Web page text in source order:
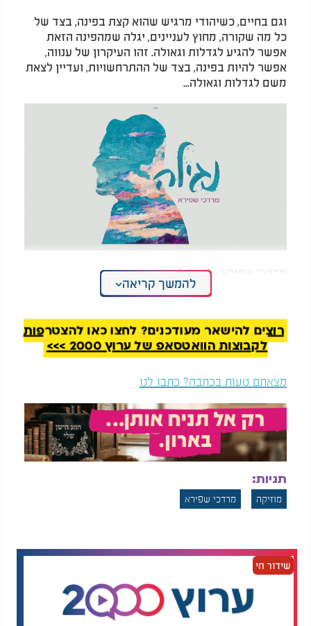
וגם בחיים, כשיהודי מרגיש שהוא קצת בפינה, בצד של
כל מה שקורה, מחוץ לעניינים, יגלה שמהפינה הזאת
אפשר להגיע לגדלות וגאולה. זהו העיקרון של ענווה,
אפשר להיות בפינה, בצד של ההתרחשויות, ועדיין לצאת
משם לגדלות וגאולה...
מרדכי שפירא - "נגילה"
להמשך קריאה
רוצים להישאר מעודכנים? לחצו כאן להצטרפות
לקבוצות הוואטסאפ של ערוץ 2000 >>>
מצאתם טעות בכתבה? כתבו לנו
תגיות:
מוזיקה מרדכי שפירא
שידור חי